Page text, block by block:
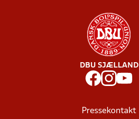
DBU SJÆLLAND
Pressekontakt